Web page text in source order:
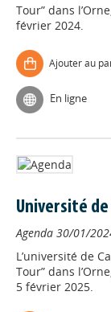
Tour” dans
février 2024.
Ajouter au
En ligne
Université de
Agenda 30/01/
L’université de
Tour” dans
5 février 2025.